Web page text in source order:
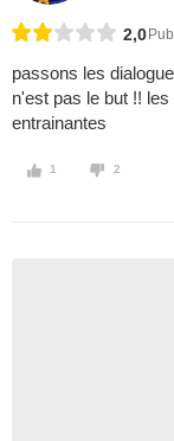
2,0
passons les
n'est pas le but !!
entrainantes
1 2